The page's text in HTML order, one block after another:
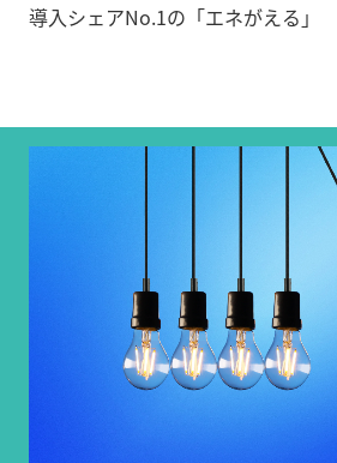
導入シェアNo.1の「エネがえる」